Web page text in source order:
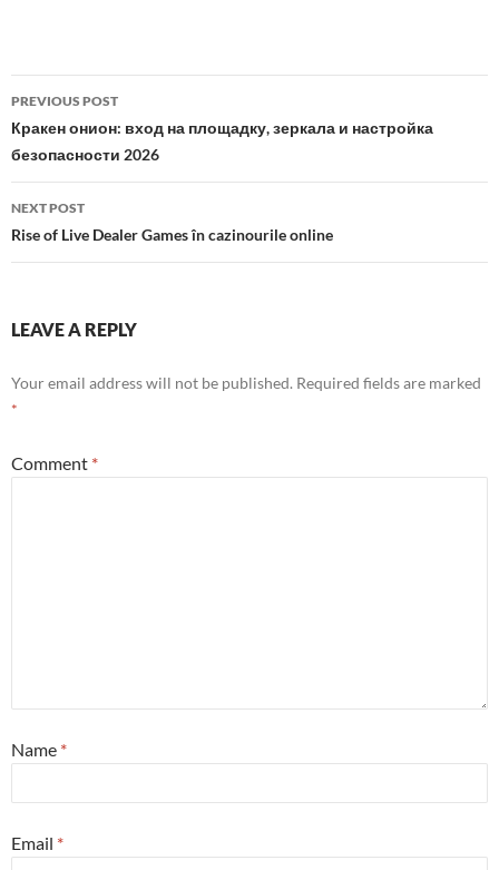
Post
navigation
PREVIOUS POST
Кракен онион: вход на площадку, зеркала и настройка
безопасности 2026
NEXT POST
Rise of Live Dealer Games în cazinourile online
LEAVE A REPLY
Your email address will not be published. Required fields are marked
*
Comment *
Name *
Email *